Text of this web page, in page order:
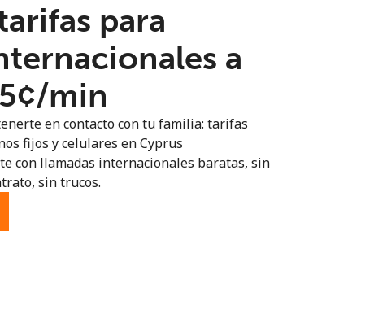
para
a
min
en contacto con tu familia: tarifas
fijos y celulares en Cyprus
con llamadas internacionales baratas, sin
sin trucos.